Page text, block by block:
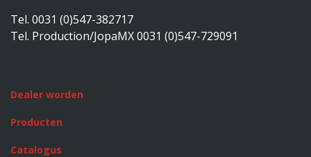
Tel. 0031 (0)547-382717
Tel. Production/JopaMX 0031 (0)547-729091
Dealer worden
Producten
Catalogus